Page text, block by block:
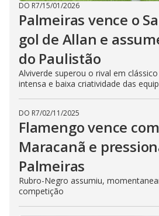
DO R7/15/01/2026
Palmeiras vence o
gol de Allan e
do Paulistão
Alviverde superou o rival em
intensa e baixa criatividade das
DO R7/02/11/2025
Flamengo vence
Maracanã e
Palmeiras
Rubro-Negro assumiu,
competição